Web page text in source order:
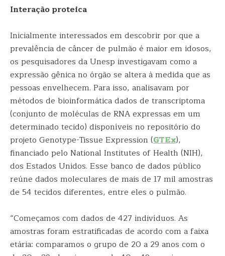
Interação proteica
Inicialmente interessados em descobrir por que a
prevalência de câncer de pulmão é maior em idosos,
os pesquisadores da Unesp investigavam como a
expressão gênica no órgão se altera à medida que as
pessoas envelhecem. Para isso, analisavam por
métodos de bioinformática dados de transcriptoma
(conjunto de moléculas de RNA expressas em um
determinado tecido) disponíveis no repositório do
projeto Genotype-Tissue Expression (GTEx),
financiado pelo National Institutes of Health (NIH),
dos Estados Unidos. Esse banco de dados público
reúne dados moleculares de mais de 17 mil amostras
de 54 tecidos diferentes, entre eles o pulmão.
“Começamos com dados de 427 indivíduos. As
amostras foram estratificadas de acordo com a faixa
etária: comparamos o grupo de 20 a 29 anos com o